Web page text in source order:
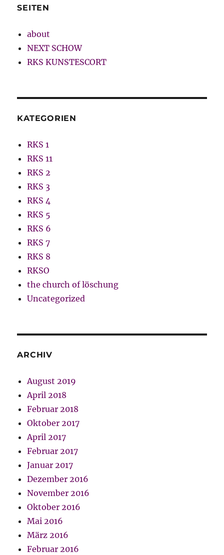
SEITEN
about
NEXT SCHOW
RKS KUNSTESCORT
KATEGORIEN
RKS 1
RKS 11
RKS 2
RKS 3
RKS 4
RKS 5
RKS 6
RKS 7
RKS 8
RKSO
the church of löschung
Uncategorized
ARCHIV
August 2019
April 2018
Februar 2018
Oktober 2017
April 2017
Februar 2017
Januar 2017
Dezember 2016
November 2016
Oktober 2016
Mai 2016
März 2016
Februar 2016